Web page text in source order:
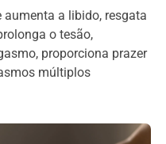
aumenta a libido, resgata
o tesão,
proporciona prazer
múltiplos